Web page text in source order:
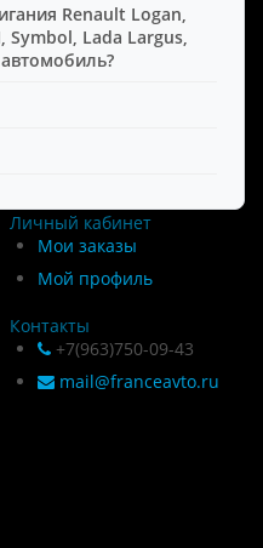
Renault Logan,
Symbol, Lada Largus,
Личный кабинет
Мои заказы
Мой профиль
Контакты
+7(963)750-09-43
mail@franceavto.ru